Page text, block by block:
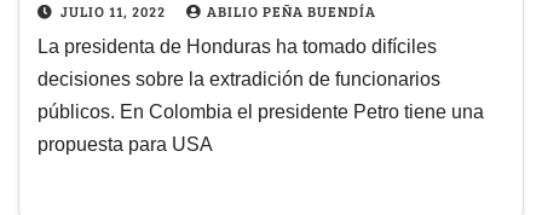
JULIO 11, 2022 ABILIO PEÑA BUENDÍA
La presidenta de Honduras ha tomado difíciles
decisiones sobre la extradición de funcionarios
públicos. En Colombia el presidente Petro tiene una
propuesta para USA